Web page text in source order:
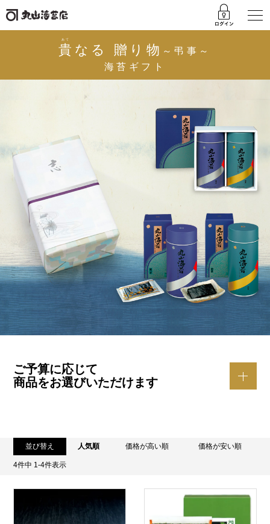
貴
あて
なる 贈り物 ～弔事～
海苔ギフト
ご予算に応じて
商品をお選びいただけます
並び替え 人気順 価格が高い順 価格が安い順
4件中 1-4件表示